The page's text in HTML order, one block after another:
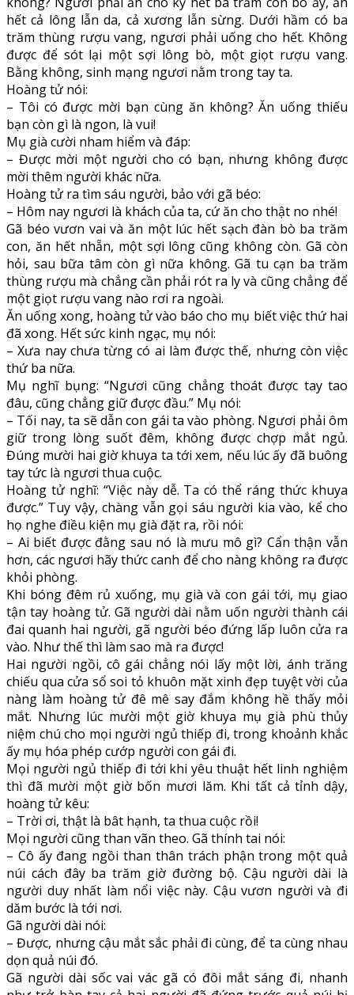
hết cả lông lẫn da, cả xương lẫn sừng. Dưới hầm có ba
trăm thùng rượu vang, ngươi phải uống cho hết. Không
được để sót lại một sợi lông bò, một giọt rượu vang.
Bằng không, sinh mạng ngươi nằm trong tay ta.
Hoàng tử nói:
– Tôi có được mời bạn cùng ăn không? Ăn uống thiếu
bạn còn gì là ngon, là vui!
Mụ già cười nham hiểm và đáp:
– Được mời một người cho có bạn, nhưng không được
mời thêm người khác nữa.
Hoàng tử ra tìm sáu người, bảo với gã béo:
– Hôm nay ngươi là khách của ta, cứ ăn cho thật no nhé!
Gã béo vươn vai và ăn một lúc hết sạch đàn bò ba trăm
con, ăn hết nhẵn, một sợi lông cũng không còn. Gã còn
hỏi, sau bữa tâm còn gì nữa không. Gã tu cạn ba trăm
thùng rượu mà chẳng cần phải rót ra ly và cũng chẳng để
một giọt rượu vang nào rơi ra ngoài.
Ăn uống xong, hoàng tử vào báo cho mụ biết việc thứ hai
đã xong. Hết sức kinh ngạc, mụ nói:
– Xưa nay chưa từng có ai làm được thế, nhưng còn việc
thứ ba nữa.
Mụ nghĩ bụng: “Ngươi cũng chẳng thoát được tay tao
đâu, cũng chẳng giữ được đầu.” Mụ nói:
– Tối nay, ta sẽ dẫn con gái ta vào phòng. Ngươi phải ôm
giữ trong lòng suốt đêm, không được chợp mắt ngủ.
Đúng mười hai giờ khuya ta tới xem, nếu lúc ấy đã buông
tay tức là ngươi thua cuộc.
Hoàng tử nghĩ: “Việc này dễ. Ta có thể ráng thức khuya
được.” Tuy vậy, chàng vẫn gọi sáu người kia vào, kể cho
họ nghe điều kiện mụ già đặt ra, rồi nói:
– Ai biết được đằng sau nó là mưu mô gì? Cẩn thận vẫn
hơn, các ngươi hãy thức canh để cho nàng không ra được
khỏi phòng.
Khi bóng đêm rủ xuống, mụ già và con gái tới, mụ giao
tận tay hoàng tử. Gã người dài nằm uốn người thành cái
đai quanh hai người, gã người béo đứng lấp luôn cửa ra
vào. Như thế thì làm sao mà ra được!
Hai người ngồi, cô gái chẳng nói lấy một lời, ánh trăng
chiếu qua cửa sổ soi tỏ khuôn mặt xinh đẹp tuyệt vời của
nàng làm hoàng tử đê mê say đắm không hề thấy mỏi
mắt. Nhưng lúc mười một giờ khuya mụ già phù thủy
niệm chú cho mọi người ngủ thiếp đi, trong khoảnh khắc
ấy mụ hóa phép cướp người con gái đi.
Mọi người ngủ thiếp đi tới khi yêu thuật hết linh nghiệm
thì đã mười một giờ bốn mươi lăm. Khi tất cả tỉnh dậy,
hoàng tử kêu:
– Trời ơi, thật là bât hạnh, ta thua cuộc rồi!
Mọi người cũng than vãn theo. Gã thính tai nói:
– Cô ấy đang ngồi than thân trách phận trong một quả
núi cách đây ba trăm giờ đường bộ. Cậu người dài là
người duy nhất làm nổi việc này. Cậu vươn người và đi
dăm bước là tới nơi.
Gã người dài nói:
– Được, nhưng cậu mắt sắc phải đi cùng, để ta cùng nhau
dọn quả núi đó.
Gã người dài sốc vai vác gã có đôi mắt sáng đi, nhanh